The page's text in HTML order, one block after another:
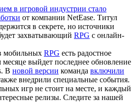
в игровой индустрии стало
от компании NetEase. Титул
в секрете, но источники
захватывающий RPG с онлайн-
мобильных RPG есть радостное
месяце выйдет последнее обновление
В новой версии команда включили
внедрили специальные события.
игр не стоит на месте, и каждый
релизы. Следите за нашей